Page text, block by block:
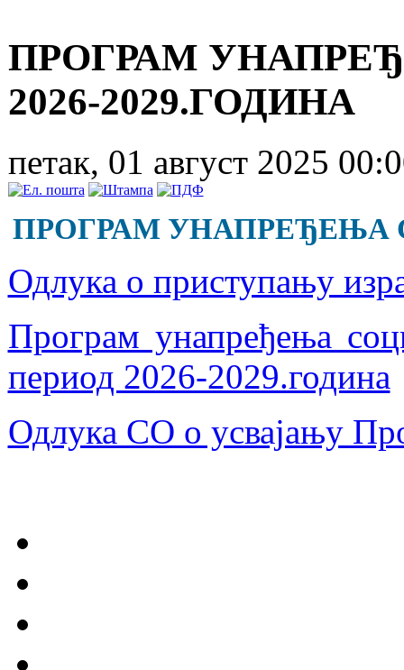
ПРОГРАМ
2026-2029.ГОДИНА
петак, 01 август 2025
ПРОГРАМ УНАПРЕЂЕЊА
Одлука о приступању
Програм унапређења
период 2026-2029.година
Одлука СО о усвајању